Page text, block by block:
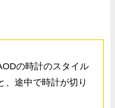
の時計のスタイル
、途中で時計が切り